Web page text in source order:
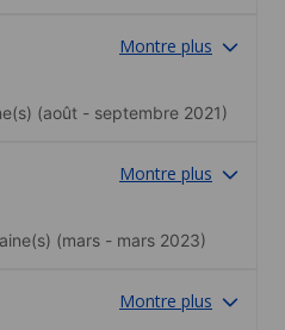
Montre plus
(août - septembre 2021)
Montre plus
(mars - mars 2023)
Montre plus